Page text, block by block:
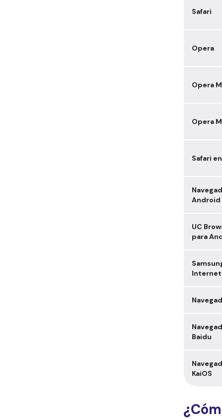
Safari
Opera
Opera
Opera
Safari
Android
UC
para
Internet
Baidu
KaiOS